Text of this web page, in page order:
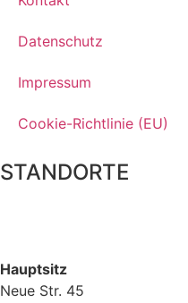
Datenschutz
Impressum
Cookie-Richtlinie (EU)
STANDORTE
Hauptsitz
Neue Str. 45